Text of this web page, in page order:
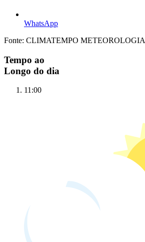
WhatsApp
Fonte: CLIMATEMPO METEOROLOGIA
Tempo ao
Longo do dia
11:00